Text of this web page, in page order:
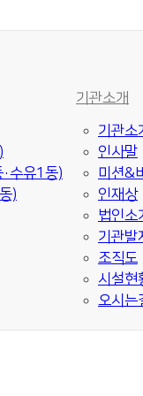
수유1동)
)
기관소개
기관소
인사말
미션&
인재상
법인소
기관발
조직도
시설현
오시는